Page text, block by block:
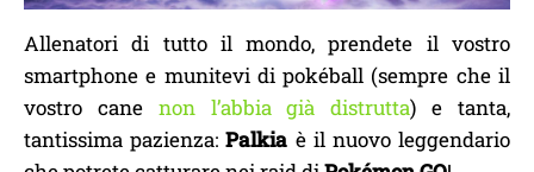
Allenatori di tutto il mondo, prendete il vostro
smartphone e munitevi di pokéball (sempre che il
vostro cane non l’abbia già distrutta) e tanta,
tantissima pazienza:Palkia è il nuovo leggendario